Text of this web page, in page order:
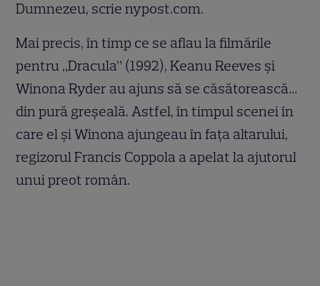
Dumnezeu, scrie nypost.com.
Mai precis, în timp ce se aflau la filmările
pentru „Dracula” (1992), Keanu Reeves și
Winona Ryder au ajuns să se căsătorească…
din pură greșeală. Astfel, în timpul scenei în
care el și Winona ajungeau în fața altarului,
regizorul Francis Coppola a apelat la ajutorul
unui preot român.